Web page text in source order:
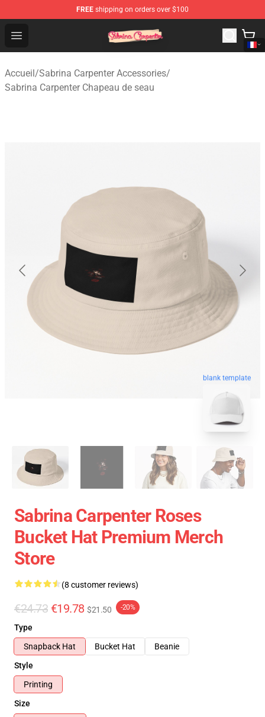
FREE shipping on orders over $100
Open menu
Sabrina Carpenter Shop - Official Sabrina Carpenter
Accueil/Sabrina Carpenter Accessories/
Sabrina Carpenter Chapeau de seau
blank template
Sabrina Carpenter Roses
Bucket Hat Premium Merch
Store
(8 customer reviews)
€24.73 €19.78 $21.50 -20%
Type
Snapback Hat
Bucket Hat
Beanie
Style
Printing
Size